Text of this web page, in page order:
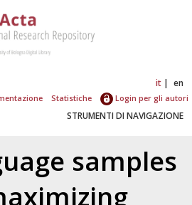
it en
Statistiche Login per gli autori
STRUMENTI DI NAVIGAZIONE
samples